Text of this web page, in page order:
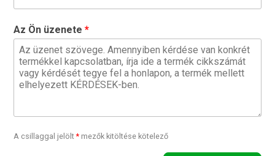
Az Ön üzenete
A csillaggal jelölt* mezők kitöltése kötelező